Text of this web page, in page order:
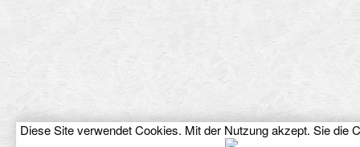
Diese Site verwendet Cookies. Mit der Nutzung akzept. Sie die